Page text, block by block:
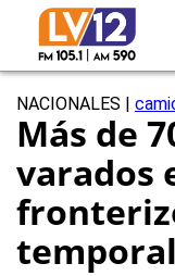
NACIONALES
Más de
varados